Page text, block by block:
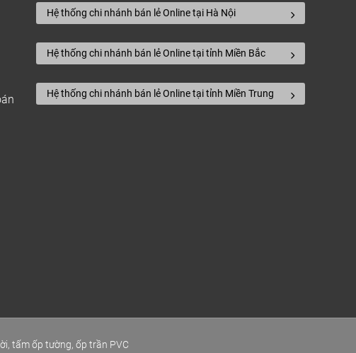
Hệ thống chi nhánh bán lẻ Online tại Hà Nội
Hệ thống chi nhánh bán lẻ Online tại tỉnh Miền Bắc
Hệ thống chi nhánh bán lẻ Online tại tỉnh Miền Trung
tấm ốp tường, ốp trần PVC